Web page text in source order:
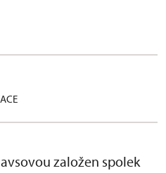
založen spolek